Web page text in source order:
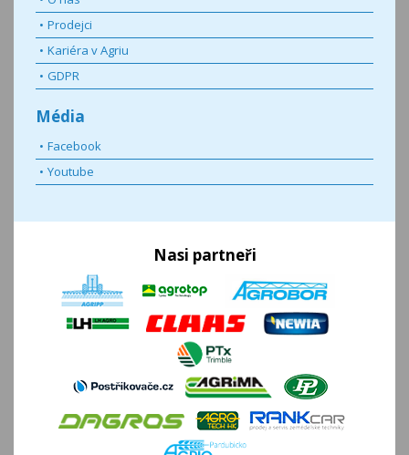
Prodejci
Kariéra v Agriu
GDPR
Média
Facebook
Youtube
Nasi partneři